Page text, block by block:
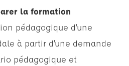
la formation
pédagogique d’une
à partir d’une demande
pédagogique et